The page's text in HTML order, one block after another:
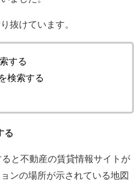
抜けています。
する
検索する
る
と不動産の賃貸情報サイトが
ンの場所が示されている地図